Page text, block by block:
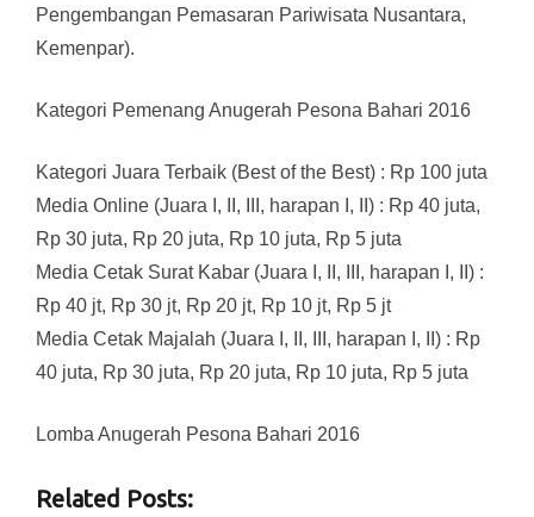
Pengembangan Pemasaran Pariwisata Nusantara,
Kemenpar).
Kategori Pemenang Anugerah Pesona Bahari 2016
Kategori Juara Terbaik (Best of the Best) : Rp 100 juta
Media Online (Juara I, II, III, harapan I, II) : Rp 40 juta,
Rp 30 juta, Rp 20 juta, Rp 10 juta, Rp 5 juta
Media Cetak Surat Kabar (Juara I, II, III, harapan I, II) :
Rp 40 jt, Rp 30 jt, Rp 20 jt, Rp 10 jt, Rp 5 jt
Media Cetak Majalah (Juara I, II, III, harapan I, II) : Rp
40 juta, Rp 30 juta, Rp 20 juta, Rp 10 juta, Rp 5 juta
Lomba Anugerah Pesona Bahari 2016
Related Posts: